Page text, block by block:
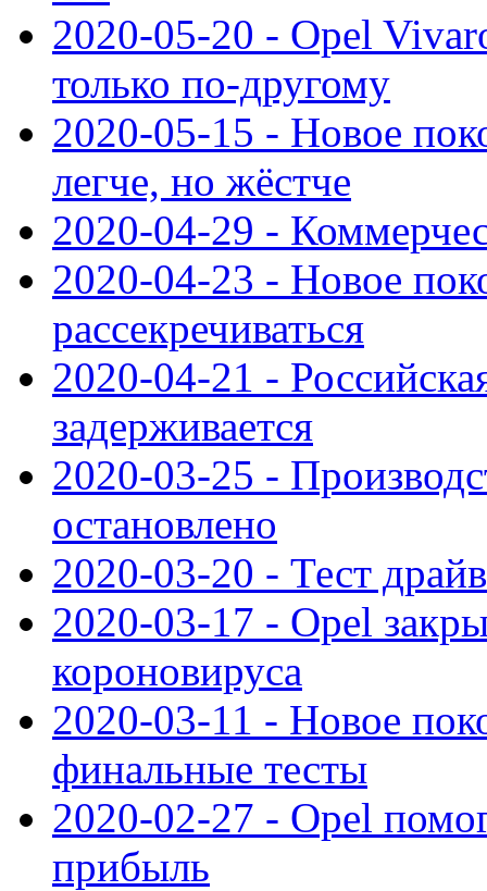
2020-05-20 - Opel
только по-другому
2020-05-15 - Новое
легче, но жёстче
2020-04-29 -
2020-04-23 - Новое
рассекречиваться
2020-04-21 -
задерживается
2020-03-25 -
остановлено
2020-03-20 - Тест
2020-03-17 - Opel
короновируса
2020-03-11 - Новое
финальные тесты
2020-02-27 - Opel
прибыль